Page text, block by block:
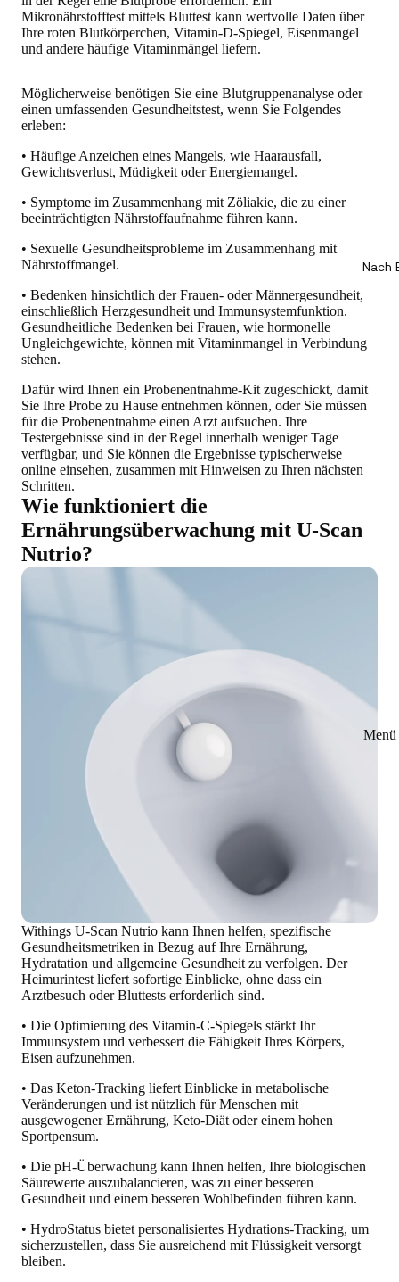
Nach
Menü
Mikronährstofftest mittels Bluttest kann wertvolle Daten über
Ihre roten Blutkörperchen, Vitamin-D-Spiegel, Eisenmangel
und andere häufige Vitaminmängel liefern.
Möglicherweise benötigen Sie eine Blutgruppenanalyse oder
einen umfassenden Gesundheitstest, wenn Sie Folgendes
erleben:
• Häufige Anzeichen eines Mangels, wie Haarausfall,
Gewichtsverlust, Müdigkeit oder Energiemangel.
• Symptome im Zusammenhang mit Zöliakie, die zu einer
beeinträchtigten Nährstoffaufnahme führen kann.
• Sexuelle Gesundheitsprobleme im Zusammenhang mit
Nährstoffmangel.
• Bedenken hinsichtlich der Frauen- oder Männergesundheit,
einschließlich Herzgesundheit und Immunsystemfunktion.
Gesundheitliche Bedenken bei Frauen, wie hormonelle
Ungleichgewichte, können mit Vitaminmangel in Verbindung
stehen.
Dafür wird Ihnen ein Probenentnahme-Kit zugeschickt, damit
Sie Ihre Probe zu Hause entnehmen können, oder Sie müssen
für die Probenentnahme einen Arzt aufsuchen. Ihre
Testergebnisse sind in der Regel innerhalb weniger Tage
verfügbar, und Sie können die Ergebnisse typischerweise
online einsehen, zusammen mit Hinweisen zu Ihren nächsten
Schritten.
Wie funktioniert die
Ernährungsüberwachung mit U-Scan
Nutrio?
Withings U-Scan Nutrio kann Ihnen helfen, spezifische
Gesundheitsmetriken in Bezug auf Ihre Ernährung,
Hydratation und allgemeine Gesundheit zu verfolgen. Der
Heimurintest liefert sofortige Einblicke, ohne dass ein
Arztbesuch oder Bluttests erforderlich sind.
• Die Optimierung des Vitamin-C-Spiegels stärkt Ihr
Immunsystem und verbessert die Fähigkeit Ihres Körpers,
Eisen aufzunehmen.
• Das Keton-Tracking liefert Einblicke in metabolische
Veränderungen und ist nützlich für Menschen mit
ausgewogener Ernährung, Keto-Diät oder einem hohen
Sportpensum.
• Die pH-Überwachung kann Ihnen helfen, Ihre biologischen
Säurewerte auszubalancieren, was zu einer besseren
Gesundheit und einem besseren Wohlbefinden führen kann.
• HydroStatus bietet personalisiertes Hydrations-Tracking, um
sicherzustellen, dass Sie ausreichend mit Flüssigkeit versorgt
bleiben.